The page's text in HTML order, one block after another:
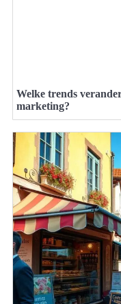
Welke trends
marketing?